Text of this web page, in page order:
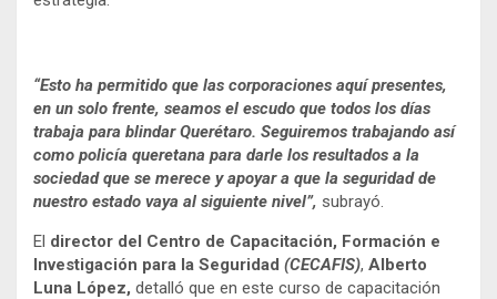
“Esto ha permitido que las corporaciones aquí presentes,
en un solo frente, seamos el escudo que todos los días
trabaja para blindar Querétaro. Seguiremos trabajando así
como policía queretana para darle los resultados a la
sociedad que se merece y apoyar a que la seguridad de
nuestro estado vaya al siguiente nivel”, subrayó.
El director del Centro de Capacitación, Formación e
Investigación para la Seguridad (CECAFIS), Alberto
Luna López, detalló que en este curso de capacitación